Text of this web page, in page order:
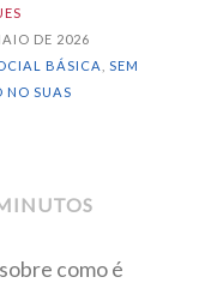
DE 2026
BÁSICA
SEM
NO SUAS
como é